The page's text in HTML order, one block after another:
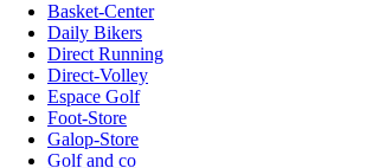
Basket-Center
Daily Bikers
Direct Running
Direct-Volley
Espace Golf
Foot-Store
Galop-Store
Golf and co